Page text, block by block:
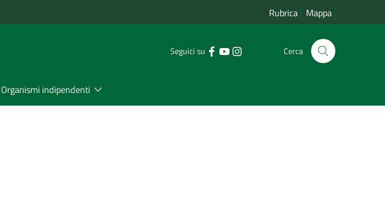
Rubrica Mappa
Seguici su Cerca
Organismi indipendenti